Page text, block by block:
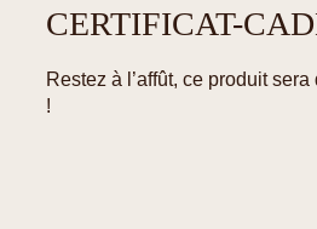
CERTIFICAT-
Restez à l’affût, ce produit
!